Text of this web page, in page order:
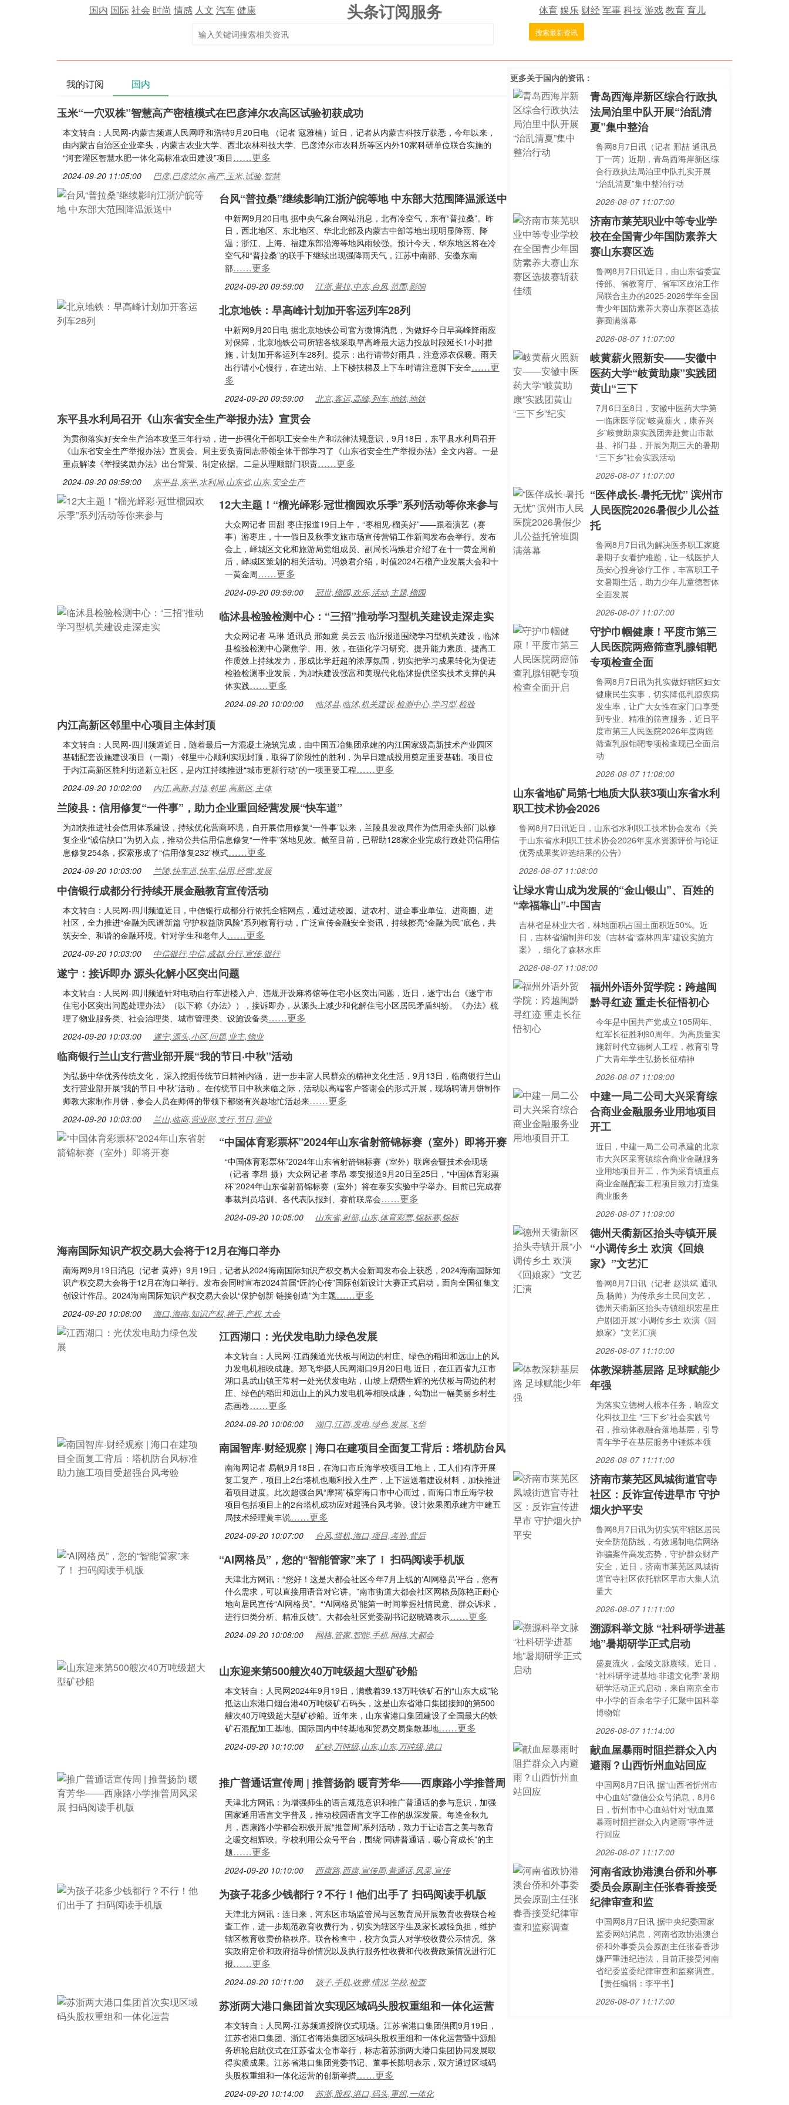
国内 国际社会 时尚 情感 人文 汽车健康 头条订阅服务 体育娱乐 财经军事科技游戏教育育儿
搜索最新资讯
我的订阅 国内
玉米“一穴双株”智慧高产密植模式在巴彦淖尔农高区试验初获成功
本文转自：人民网-内蒙古频道人民网呼和浩特9月20日电 （记者 寇雅楠）近日，记者从内蒙古科技厅获悉，今年以来，
由内蒙古自治区企业牵头，内蒙古农业大学、西北农林科技大学、巴彦淖尔市农科所等区内外10家科研单位联合实施的
“河套灌区智慧水肥一体化高标准农田建设”项目……更多
2024-09-20 11:05:00 巴彦,巴彦淖尔,高产,玉米,试验,智慧
台风“普拉桑”继续影响江浙沪皖等地 中东部大范围降温派送中
中新网9月20日电 据中央气象台网站消息，北有冷空气，东有“普拉桑”。昨
日，西北地区、东北地区、华北北部及内蒙古中部等地出现明显降雨、降
温；浙江、上海、福建东部沿海等地风雨较强。预计今天，华东地区将在冷
空气和“普拉桑”的联手下继续出现强降雨天气，江苏中南部、安徽东南
部……更多
2024-09-20 09:59:00 江浙,普拉,中东,台风,范围,影响
北京地铁：早高峰计划加开客运列车28列
中新网9月20日电 据北京地铁公司官方微博消息，为做好今日早高峰降雨应
对保障，北京地铁公司所辖各线采取早高峰最大运力投放时段延长1小时措
施，计划加开客运列车28列。提示：出行请带好雨具，注意添衣保暖。雨天
出行请小心慢行，在进出站、上下楼扶梯及上下车时请注意脚下安全……更
多
2024-09-20 09:59:00 北京,客运,高峰,列车,地铁,地铁
东平县水利局召开《山东省安全生产举报办法》宣贯会
为贯彻落实好安全生产治本攻坚三年行动，进一步强化干部职工安全生产和法律法规意识，9月18日，东平县水利局召开
《山东省安全生产举报办法》宣贯会。局主要负责同志带领全体干部学习了《山东省安全生产举报办法》全文内容。一是
重点解读《举报奖励办法》出台背景、制定依据。二是从理顺部门职责……更多
2024-09-20 09:59:00 东平县,东平,水利局,山东省,山东,安全生产
12大主题！“榴光峄彩·冠世榴园欢乐季”系列活动等你来参与
大众网记者 田甜 枣庄报道19日上午，“枣相见·榴美好”——跟着演艺（赛
事）游枣庄，十一假日及秋季文旅市场宣传营销工作新闻发布会举行。发布
会上，峄城区文化和旅游局党组成员、副局长冯焕君介绍了在十一黄金周前
后，峄城区策划的相关活动。冯焕君介绍，时值2024石榴产业发展大会和十
一黄金周……更多
2024-09-20 09:59:00 冠世,榴园,欢乐,活动,主题,榴园
临沭县检验检测中心：“三招”推动学习型机关建设走深走实
大众网记者 马琳 通讯员 邢如意 吴云云 临沂报道围绕学习型机关建设，临沭
县检验检测中心聚焦学、用、效，在强化学习研究、提升能力素质、提高工
作质效上持续发力，形成比学赶超的浓厚氛围，切实把学习成果转化为促进
检验检测事业发展，为加快建设强富和美现代化临沭提供坚实技术支撑的具
体实践……更多
2024-09-20 10:00:00 临沭县,临沭,机关建设,检测中心,学习型,检验
内江高新区邻里中心项目主体封顶
本文转自：人民网-四川频道近日，随着最后一方混凝土浇筑完成，由中国五冶集团承建的内江国家级高新技术产业园区
基础配套设施建设项目（一期）-邻里中心顺利实现封顶，取得了阶段性的胜利，为早日建成投用奠定重要基础。项目位
于内江高新区胜利街道新立社区，是内江持续推进“城市更新行动”的一项重要工程……更多
2024-09-20 10:02:00 内江,高新,封顶,邻里,高新区,主体
兰陵县：信用修复“一件事”，助力企业重回经营发展“快车道”
为加快推进社会信用体系建设，持续优化营商环境，自开展信用修复“一件事”以来，兰陵县发改局作为信用牵头部门以修
复企业“诚信缺口”为切入点，推动公共信用信息修复“一件事”落地见效。截至目前，已帮助128家企业完成行政处罚信用信
息修复254条，探索形成了“信用修复232”模式……更多
2024-09-20 10:03:00 兰陵,快车道,快车,信用,经营,发展
中信银行成都分行持续开展金融教育宣传活动
本文转自：人民网-四川频道近日，中信银行成都分行依托全辖网点，通过进校园、进农村、进企事业单位、进商圈、进
社区，全力推进“金融为民谱新篇 守护权益防风险”系列教育行动，广泛宣传金融安全资讯，持续擦亮“金融为民”底色，共
筑安全、和谐的金融环境。针对学生和老年人……更多
2024-09-20 10:03:00 中信银行,中信,成都,分行,宣传,银行
遂宁：接诉即办 源头化解小区突出问题
本文转自：人民网-四川频道针对电动自行车进楼入户、违规开设麻将馆等住宅小区突出问题，近日，遂宁出台《遂宁市
住宅小区突出问题处理办法》（以下称《办法》），接诉即办，从源头上减少和化解住宅小区居民矛盾纠纷。《办法》梳
理了物业服务类、社会治理类、城市管理类、设施设备类……更多
2024-09-20 10:03:00 遂宁,源头,小区,问题,业主,物业
临商银行兰山支行营业部开展“我的节日·中秋”活动
为弘扬中华优秀传统文化， 深入挖掘传统节日精神内涵， 进一步丰富人民群众的精神文化生活，9月13日，临商银行兰山
支行营业部开展“我的节日·中秋”活动 。在传统节日中秋来临之际，活动以高端客户答谢会的形式开展，现场聘请月饼制作
师教大家制作月饼，参会人员在师傅的带领下都饶有兴趣地忙活起来……更多
2024-09-20 10:03:00 兰山,临商,营业部,支行,节日,营业
“中国体育彩票杯”2024年山东省射箭锦标赛（室外）即将开赛
“中国体育彩票杯”2024年山东省射箭锦标赛（室外）联席会暨技术会现场
（记者 李昂 摄）大众网记者 李昂 泰安报道9月20日至25日，“中国体育彩票
杯”2024年山东省射箭锦标赛（室外）将在泰安实验中学举办。目前已完成赛
事裁判员培训、各代表队报到、赛前联席会……更多
2024-09-20 10:05:00 山东省,射箭,山东,体育彩票,锦标赛,锦标
海南国际知识产权交易大会将于12月在海口举办
南海网9月19日消息（记者 黄婷）9月19日，记者从2024海南国际知识产权交易大会新闻发布会上获悉，2024海南国际知
识产权交易大会将于12月在海口举行。发布会同时宣布2024首届“匠韵心传”国际创新设计大赛正式启动，面向全国征集文
创设计作品。2024海南国际知识产权交易大会以“保护创新 链接创造”为主题……更多
2024-09-20 10:06:00 海口,海南,知识产权,将于,产权,大会
江西湖口：光伏发电助力绿色发展
本文转自：人民网-江西频道光伏板与周边的村庄、绿色的稻田和远山上的风
力发电机相映成趣。郑飞华摄人民网湖口9月20日电 近日，在江西省九江市
湖口县武山镇王常村一处光伏发电站，山坡上熠熠生辉的光伏板与周边的村
庄、绿色的稻田和远山上的风力发电机等相映成趣，勾勒出一幅美丽乡村生
态画卷……更多
2024-09-20 10:06:00 湖口,江西,发电,绿色,发展,飞华
南国智库·财经观察 | 海口在建项目全面复工背后：塔机防台风
南海网记者 易帆9月18日，在海口市丘海学校项目工地上，工人们有序开展
复工复产，项目上2台塔机也顺利投入生产，上下运送着建设材料，加快推进
着项目进度。此次超强台风“摩羯”横穿海口市中心而过，而海口市丘海学校
项目包括项目上的2台塔机成功应对超强台风考验。设计效果图承建方中建五
局技术经理黄丰说……更多
2024-09-20 10:07:00 台风,塔机,海口,项目,考验,背后
“AI网格员”，您的“智能管家”来了！ 扫码阅读手机版
天津北方网讯：“您好！这是大都会社区今年7月上线的‘AI网格员’平台，您有
什么需求，可以直接用语音对它讲。”南市街道大都会社区网格员陈艳正耐心
地向居民宣传“AI网格员”。“‘AI网格员’能第一时间掌握社情民意、群众诉求，
进行归类分析、精准反馈”。大都会社区党委副书记赵晓璐表示……更多
2024-09-20 10:08:00 网格,管家,智能,手机,网格,大都会
山东迎来第500艘次40万吨级超大型矿砂船
本文转自：人民网2024年9月19日，满载着39.13万吨铁矿石的“山东大成”轮
抵达山东港口烟台港40万吨级矿石码头，这是山东省港口集团接卸的第500
艘次40万吨级超大型矿砂船。近年来，山东省港口集团建设了全国最大的铁
矿石混配加工基地、国际国内中转基地和贸易交易集散基地……更多
2024-09-20 10:10:00 矿砂,万吨级,山东,山东,万吨级,港口
推广普通话宣传周 | 推普扬韵 暖育芳华——西康路小学推普周
天津北方网讯：为增强师生的语言规范意识和推广普通话的参与意识，加强
国家通用语言文字普及，推动校园语言文字工作的纵深发展。每逢金秋九
月，西康路小学都会积极开展“推普周”系列活动，致力于让语言之美与教育
之暖交相辉映。学校利用公众号平台，围绕“同讲普通话，暖心育成长”的主
题……更多
2024-09-20 10:10:00 西康路,西康,宣传周,普通话,风采,宣传
为孩子花多少钱都行？不行！他们出手了 扫码阅读手机版
天津北方网讯：连日来，河东区市场监管局与区教育局开展教育收费联合检
查工作，进一步规范教育收费行为，切实为辖区学生及家长减轻负担，维护
辖区教育收费价格秩序。联合检查中，校方负责人对学校收费公示情况、落
实政府定价和政府指导价情况以及执行服务性收费和代收费政策情况进行汇
报……更多
2024-09-20 10:11:00 孩子,手机,收费,情况,学校,检查
苏浙两大港口集团首次实现区域码头股权重组和一体化运营
本文转自：人民网-江苏频道授牌仪式现场。江苏省港口集团供图9月19日，
江苏省港口集团、浙江省海港集团区域码头股权重组和一体化运营暨中源船
务班轮启航仪式在江苏省太仓市举行，标志着苏浙两大港口集团协同发展取
得实质成果。江苏省港口集团党委书记、董事长陈明表示，双方通过区域码
头股权重组和一体化运营的创新举措……更多
2024-09-20 10:14:00 苏浙,股权,港口,码头,重组,一体化
更多关于国内的资讯：
青岛西海岸新区综合行政执
法局泊里中队开展“治乱清
夏”集中整治
鲁网8月7日讯（记者 邢喆 通讯员
丁一芮）近期，青岛西海岸新区综
合行政执法局泊里中队扎实开展
“治乱清夏”集中整治行动
2026-08-07 11:07:00
济南市莱芜职业中等专业学
校在全国青少年国防素养大
赛山东赛区选
鲁网8月7日讯近日，由山东省委宣
传部、省教育厅、省军区政治工作
局联合主办的2025-2026学年全国
青少年国防素养大赛山东赛区选拔
赛圆满落幕
2026-08-07 11:07:00
岐黄薪火照新安——安徽中
医药大学“岐黄助康”实践团
黄山“三下
7月6日至8日，安徽中医药大学第
一临床医学院“岐黄薪火，康养兴
乡”岐黄助康实践团奔赴黄山市歙
县、祁门县，开展为期三天的暑期
“三下乡”社会实践活动
2026-08-07 11:07:00
“医伴成长·暑托无忧” 滨州市
人民医院2026暑假少儿公益
托
鲁网8月7日讯为解决医务职工家庭
暑期子女看护难题，让一线医护人
员安心投身诊疗工作，丰富职工子
女暑期生活，助力少年儿童德智体
全面发展
2026-08-07 11:07:00
守护巾帼健康！平度市第三
人民医院两癌筛查乳腺钼靶
专项检查全面
鲁网8月7日讯为扎实做好辖区妇女
健康民生实事，切实降低乳腺疾病
发生率，让广大女性在家门口享受
到专业、精准的筛查服务，近日平
度市第三人民医院2026年度两癌
筛查乳腺钼靶专项检查现已全面启
动
2026-08-07 11:08:00
山东省地矿局第七地质大队获3项山东省水利
职工技术协会2026
鲁网8月7日讯近日，山东省水利职工技术协会发布《关
于山东省水利职工技术协会2026年度水资源评价与论证
优秀成果奖评选结果的公告》
2026-08-07 11:08:00
让绿水青山成为发展的“金山银山”、百姓的
“幸福靠山”-中国吉
吉林省是林业大省，林地面积占国土面积近50%。近
日，吉林省编制并印发《吉林省“森林四库”建设实施方
案》，细化了森林水库
2026-08-07 11:08:00
福州外语外贸学院：跨越闽
黔寻红迹 重走长征悟初心
今年是中国共产党成立105周年、
红军长征胜利90周年。为高质量实
施新时代立德树人工程，教育引导
广大青年学生弘扬长征精神
2026-08-07 11:09:00
中建一局二公司大兴采育综
合商业金融服务业用地项目
开工
近日，中建一局二公司承建的北京
市大兴区采育镇综合商业金融服务
业用地项目开工，作为采育镇重点
商业金融配套工程项目致力打造集
商业服务
2026-08-07 11:09:00
德州天衢新区抬头寺镇开展
“小调传乡土 欢演《回娘
家》”文艺汇
鲁网8月7日讯（记者 赵洪斌 通讯
员 杨帅）为传承乡土民间文艺，
德州天衢新区抬头寺镇组织宏星庄
户剧团开展“小调传乡土 欢演《回
娘家》”文艺汇演
2026-08-07 11:10:00
体教深耕基层路 足球赋能少
年强
为落实立德树人根本任务，响应文
化科技卫生 “三下乡”社会实践号
召，推动体教融合落地基层，引导
青年学子在基层服务中锤炼本领
2026-08-07 11:11:00
济南市莱芜区凤城街道官寺
社区：反诈宣传进早市 守护
烟火护平安
鲁网8月7日讯为切实筑牢辖区居民
安全防范防线，有效遏制电信网络
诈骗案件高发态势，守护群众财产
安全，近日，济南市莱芜区凤城街
道官寺社区依托辖区早市大集人流
量大
2026-08-07 11:11:00
溯源科举文脉 “社科研学进基
地”暑期研学正式启动
盛夏流火，金陵文脉赓续。近日，
“社科研学进基地·非遗文化季”暑期
研学活动正式启动，来自南京全市
中小学的百余名学子汇聚中国科举
博物馆
2026-08-07 11:14:00
献血屋暴雨时阻拦群众入内
避雨？山西忻州血站回应
中国网8月7日讯 据“山西省忻州市
中心血站”微信公众号消息，8月6
日，忻州市中心血站针对“献血屋
暴雨时阻拦群众入内避雨”事件进
行回应
2026-08-07 11:17:00
河南省政协港澳台侨和外事
委员会原副主任张春香接受
纪律审查和监
中国网8月7日讯 据中央纪委国家
监委网站消息，河南省政协港澳台
侨和外事委员会原副主任张春香涉
嫌严重违纪违法，目前正接受河南
省纪委监委纪律审查和监察调查。
【责任编辑：李平书】
2026-08-07 11:17:00